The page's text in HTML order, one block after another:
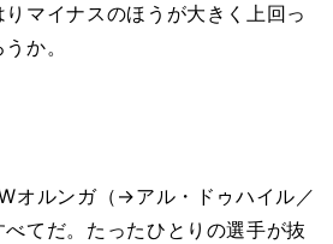
マイナスのほうが大きく上回っ
か。
オルンガ（→アル・ドゥハイル／
てだ。たったひとりの選手が抜